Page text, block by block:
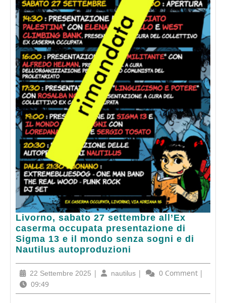
Livorno, sabato 27 settembre all’Ex
caserma occupata presentazione di
Sigma 13 e il mondo senza sogni e di
Nautilus autoproduzioni
Livorno,
sabato
27
settembre
caserma
occupata
presentazione
22 Settembre 2025 22
2025
| nautilusnautilus
| 0 Comment |
09:49